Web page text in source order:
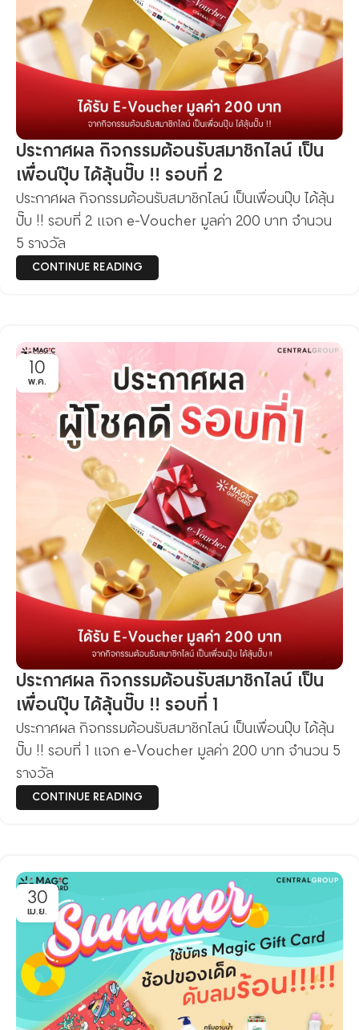
ประกาศผล กิจกรรมต้อนรับสมาชิกไลน์ เป็น
เพื่อนปุ๊บ ได้ลุ้นปั๊บ !! รอบที่ 2
ประกาศผล กิจกรรมต้อนรับสมาชิกไลน์ เป็นเพื่อนปุ๊บ ได้ลุ้น
ปั๊บ !! รอบที่ 2 แจก e-Voucher มูลค่า 200 บาท จำนวน
5 รางวัล
CONTINUE READING
10
พ.ค.
ประกาศผล กิจกรรมต้อนรับสมาชิกไลน์ เป็น
เพื่อนปุ๊บ ได้ลุ้นปั๊บ !! รอบที่ 1
ประกาศผล กิจกรรมต้อนรับสมาชิกไลน์ เป็นเพื่อนปุ๊บ ได้ลุ้น
ปั๊บ !! รอบที่ 1 แจก e-Voucher มูลค่า 200 บาท จำนวน 5
รางวัล
CONTINUE READING
30
เม.ย.